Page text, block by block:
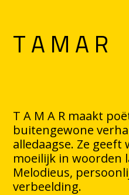
T A M A R
T A M A R maakt
buitengewone
alledaagse. Ze
moeilijk in woorden
Melodieus,
verbeelding.